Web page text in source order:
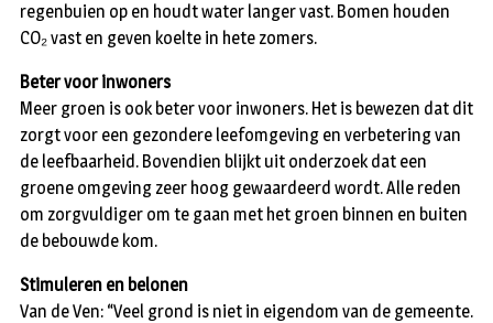
regenbuien op en houdt water langer vast. Bomen houden
CO₂ vast en geven koelte in hete zomers.
Beter voor inwoners
Meer groen is ook beter voor inwoners. Het is bewezen dat dit
zorgt voor een gezondere leefomgeving en verbetering van
de leefbaarheid. Bovendien blijkt uit onderzoek dat een
groene omgeving zeer hoog gewaardeerd wordt. Alle reden
om zorgvuldiger om te gaan met het groen binnen en buiten
de bebouwde kom.
Stimuleren en belonen
Van de Ven: “Veel grond is niet in eigendom van de gemeente.